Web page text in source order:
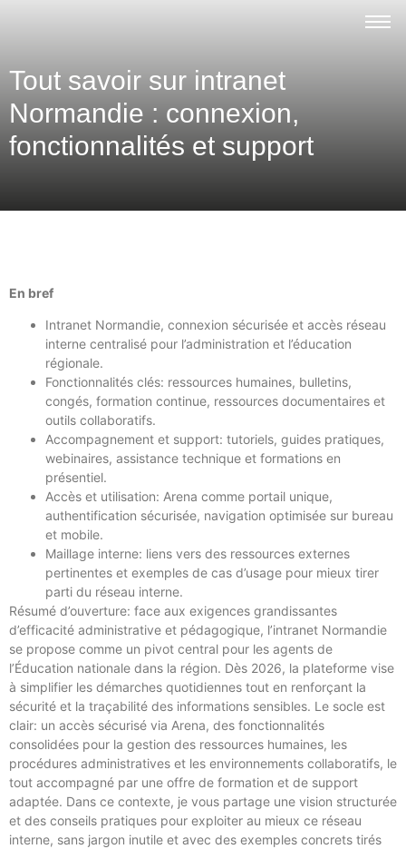
Tout savoir sur intranet
Normandie : connexion,
fonctionnalités et support
En bref
Intranet Normandie, connexion sécurisée et accès réseau
interne centralisé pour l’administration et l’éducation
régionale.
Fonctionnalités clés: ressources humaines, bulletins,
congés, formation continue, ressources documentaires et
outils collaboratifs.
Accompagnement et support: tutoriels, guides pratiques,
webinaires, assistance technique et formations en
présentiel.
Accès et utilisation: Arena comme portail unique,
authentification sécurisée, navigation optimisée sur bureau
et mobile.
Maillage interne: liens vers des ressources externes
pertinentes et exemples de cas d’usage pour mieux tirer
parti du réseau interne.
Résumé d’ouverture: face aux exigences grandissantes
d’efficacité administrative et pédagogique, l’intranet Normandie
se propose comme un pivot central pour les agents de
l’Éducation nationale dans la région. Dès 2026, la plateforme vise
à simplifier les démarches quotidiennes tout en renforçant la
sécurité et la traçabilité des informations sensibles. Le socle est
clair: un accès sécurisé via Arena, des fonctionnalités
consolidées pour la gestion des ressources humaines, les
procédures administratives et les environnements collaboratifs, le
tout accompagné par une offre de formation et de support
adaptée. Dans ce contexte, je vous partage une vision structurée
et des conseils pratiques pour exploiter au mieux ce réseau
interne, sans jargon inutile et avec des exemples concrets tirés